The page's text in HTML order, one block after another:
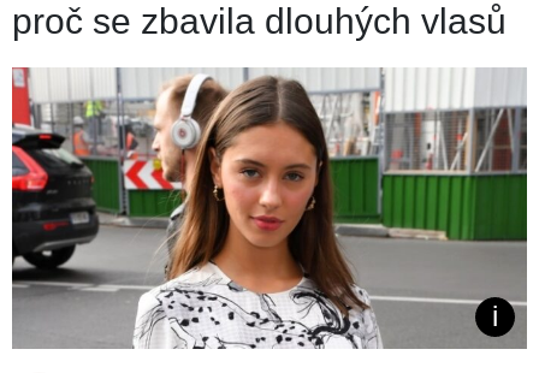
proč se zbavila dlouhých vlasů